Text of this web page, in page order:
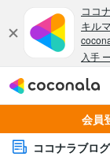
会員
ココナラブログ